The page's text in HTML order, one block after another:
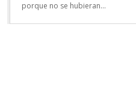
porque no se hubieran...